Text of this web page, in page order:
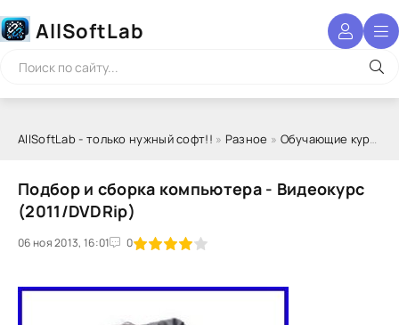
AllSoftLab
AllSoftLab - только нужный софт!! » Разное » Обучающие курсы
Подбор и сборка компьютера - Видеокурс
(2011/DVDRip)
06 ноя 2013, 16:01 0
1 2 3 4 5